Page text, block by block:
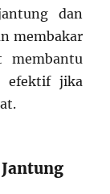
dan
membakar
membantu
efektif jika